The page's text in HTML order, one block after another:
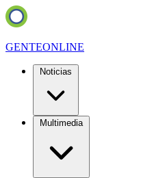
GENTEONLINE
Noticias
Multimedia